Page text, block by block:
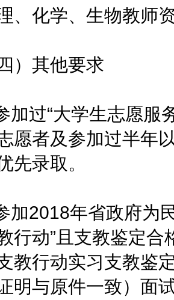
化学、生物教师资
其他要求
“大学生志愿服务
愿者及参加过半年
先录取。
2018年省政府为民
行动”且支教鉴定
教行动实习支教鉴
明与原件一致）面